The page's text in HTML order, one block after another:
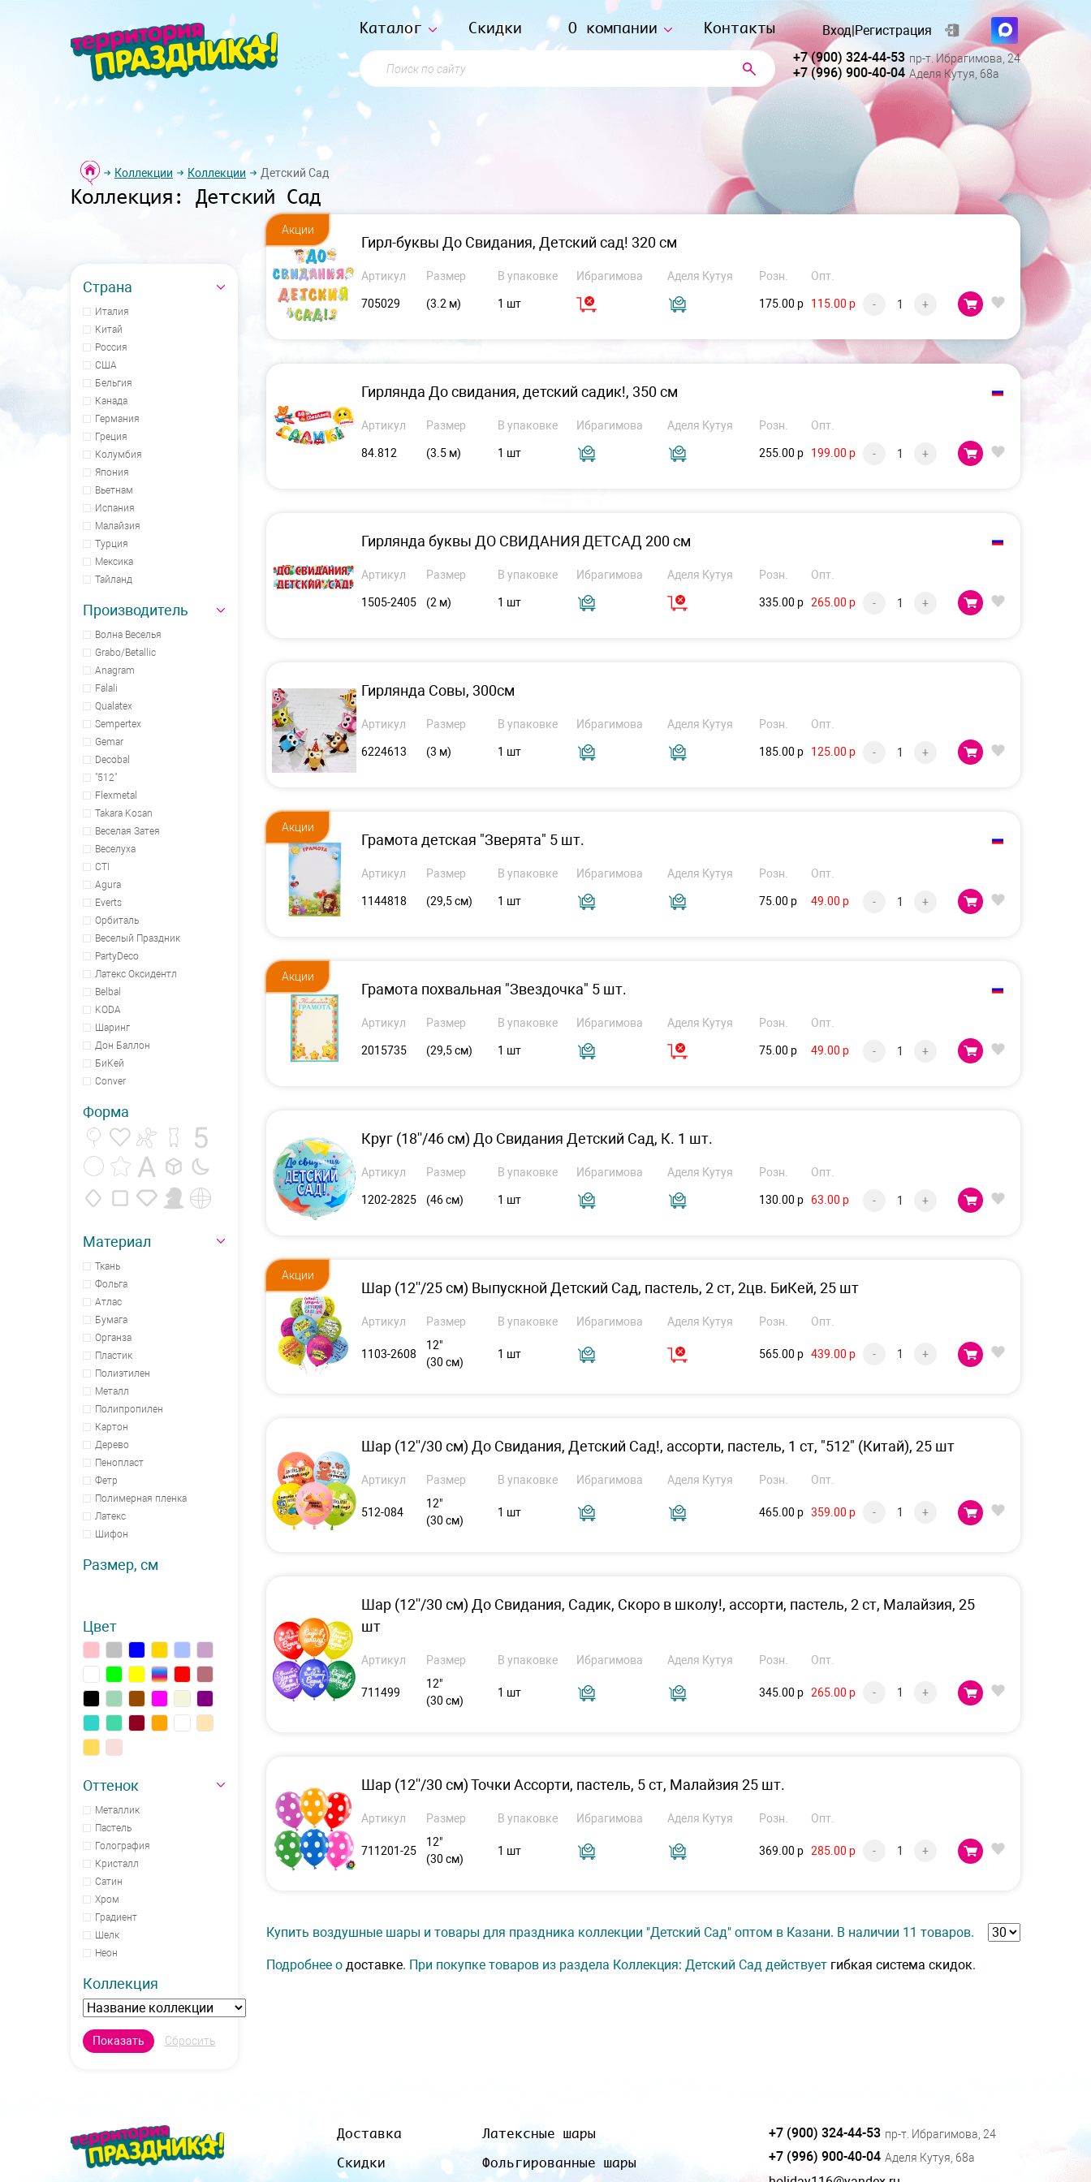
Каталог Скидки О компании Контакты
Поиск по сайту
Вход|Регистрация
+7 (900) 324-44-53 пр-т. Ибрагимова, 24
+7 (996) 900-40-04 Аделя Кутуя, 68а
Коллекции Коллекции Детский Сад
Коллекция: Детский Сад
Страна
Италия
Китай
Россия
США
Бельгия
Канада
Германия
Греция
Колумбия
Япония
Вьетнам
Испания
Малайзия
Турция
Мексика
Тайланд
Производитель
Волна Веселья
Grabo/Betallic
Anagram
Falali
Qualatex
Sempertex
Gemar
Decobal
"512"
Flexmetal
Takara Kosan
Веселая Затея
Веселуха
CTI
Agura
Everts
Орбиталь
Веселый Праздник
PartyDeco
Латекс Оксидентл
Belbal
KODA
Шаринг
Дон Баллон
БиКей
Conver
Форма
Материал
Ткань
Фольга
Атлас
Бумага
Органза
Пластик
Полиэтилен
Металл
Полипропилен
Картон
Дерево
Пенопласт
Фетр
Полимерная пленка
Латекс
Шифон
Размер, см
Цвет
Оттенок
Металлик
Пастель
Голография
Кристалл
Сатин
Хром
Градиент
Шелк
Неон
Коллекция
Гирл-буквы До Свидания, Детский сад! 320 см
Артикул Размер В упаковке Ибрагимова Аделя Кутуя Розн. Опт.
705029 (3.2 м) 1 шт 175.00 р 115.00 р - +
Акции
Гирлянда До свидания, детский садик!, 350 см
Артикул Размер В упаковке Ибрагимова Аделя Кутуя Розн. Опт.
84.812 (3.5 м) 1 шт 255.00 р 199.00 р - +
Гирлянда буквы ДО СВИДАНИЯ ДЕТСАД 200 см
Артикул Размер В упаковке Ибрагимова Аделя Кутуя Розн. Опт.
1505-2405 (2 м) 1 шт 335.00 р 265.00 р - +
Гирлянда Совы, 300см
Артикул Размер В упаковке Ибрагимова Аделя Кутуя Розн. Опт.
6224613 (3 м) 1 шт 185.00 р 125.00 р - +
Грамота детская "Зверята" 5 шт.
Артикул Размер В упаковке Ибрагимова Аделя Кутуя Розн. Опт.
1144818 (29,5 см) 1 шт 75.00 р 49.00 р - +
Акции
Грамота похвальная "Звездочка" 5 шт.
Артикул Размер В упаковке Ибрагимова Аделя Кутуя Розн. Опт.
2015735 (29,5 см) 1 шт 75.00 р 49.00 р - +
Акции
Круг (18''/46 см) До Свидания Детский Сад, К. 1 шт.
Артикул Размер В упаковке Ибрагимова Аделя Кутуя Розн. Опт.
1202-2825 (46 см) 1 шт 130.00 р 63.00 р - +
Шар (12''/25 см) Выпускной Детский Сад, пастель, 2 ст, 2цв. БиКей, 25 шт
Артикул Размер В упаковке Ибрагимова Аделя Кутуя Розн. Опт.
1103-2608
12"
(30 см)
1 шт 565.00 р 439.00 р - +
Акции
Шар (12''/30 см) До Свидания, Детский Сад!, ассорти, пастель, 1 ст, "512" (Китай), 25 шт
Артикул Размер В упаковке Ибрагимова Аделя Кутуя Розн. Опт.
512-084
12"
(30 см)
1 шт 465.00 р 359.00 р - +
Шар (12''/30 см) До Свидания, Садик, Скоро в школу!, ассорти, пастель, 2 ст, Малайзия, 25
шт
Артикул Размер В упаковке Ибрагимова Аделя Кутуя Розн. Опт.
711499
12"
(30 см)
1 шт 345.00 р 265.00 р - +
Шар (12''/30 см) Точки Ассорти, пастель, 5 ст, Малайзия 25 шт.
Артикул Размер В упаковке Ибрагимова Аделя Кутуя Розн. Опт.
711201-25
12"
(30 см)
1 шт 369.00 р 285.00 р - +
Купить воздушные шары и товары для праздника коллекции "Детский Сад" оптом в Казани. В наличии 11 товаров.
Подробнее о доставке. При покупке товаров из раздела Коллекция: Детский Сад действует гибкая система скидок.
Доставка
Скидки
Латексные шары
Фольгированные шары
+7 (900) 324-44-53 пр-т. Ибрагимова, 24
+7 (996) 900-40-04 Аделя Кутуя, 68а